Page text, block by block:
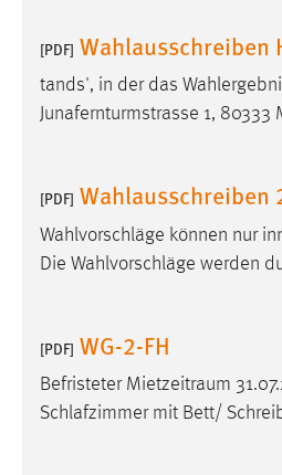
[PDF] Wahlausschreiben
tands', in der das
Junafernturmstrasse 1,
[PDF] Wahlausschreiben
Wahlvorschläge können nur
Die Wahlvorschläge werden
[PDF] WG-2-FH
Befristeter Mietzeitraum
Schlafzimmer mit Bett/
Zweck:
Für
eingeloggt ist.
Name: site-
Zweck:
Das Cookie
Sprache der
Name: